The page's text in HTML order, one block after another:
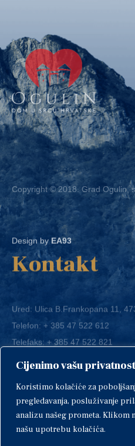
Cijenimo vašu privatnost
Koristimo kolačiće za
pregledavanja, posluživanje
analizu našeg prometa. Klikom
našu upotrebu kolačića.
Copyright © 2018. Grad Ogulin,
Design byEA93
Kontakt
Ured: Ulica B.Frankopana 11,
Telefon:+ 385 47 522 612
Telefaks:+ 385 47 522 821
E-mail:grad-ogulin@ogulin.hr